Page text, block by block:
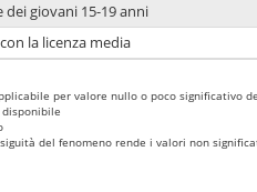
giovani 15-19 anni
la licenza media
per valore nullo o poco significativo
del fenomeno rende i valori non